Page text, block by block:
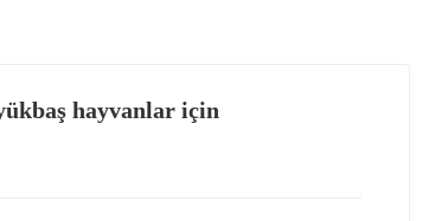
hayvanlar için